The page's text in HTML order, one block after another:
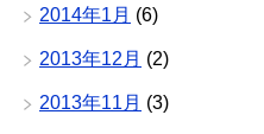
2014年1月 (6)
2013年12月 (2)
2013年11月 (3)